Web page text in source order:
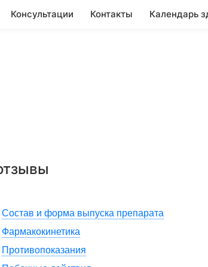
Консультации Контакты Календарь
Состав и форма выпуска препарата
Фармакокинетика
Противопоказания